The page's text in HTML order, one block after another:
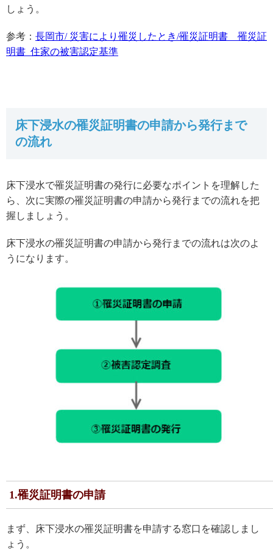
しょう。
参考： 長岡市/ 災害により罹災したとき/罹災証明書 罹災証
明書_住家の被害認定基準
床下浸水の罹災証明書の申請から発行まで
の流れ
床下浸水で罹災証明書の発行に必要なポイントを理解した
ら、次に実際の罹災証明書の申請から発行までの流れを把
握しましょう。
床下浸水の罹災証明書の申請から発行までの流れは次のよ
うになります。
1.罹災証明書の申請
まず、床下浸水の罹災証明書を申請する窓口を確認しまし
ょう。